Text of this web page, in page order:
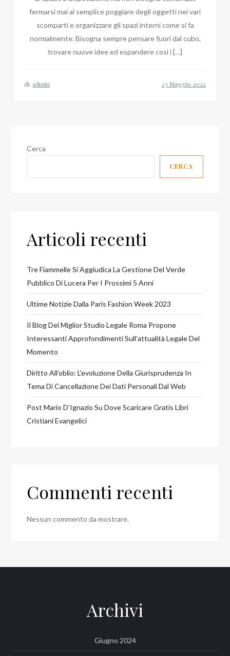
fermarsi mai al semplice poggiare degli oggetti nei vari
scomparti e organizzare gli spazi interni come si fa
normalmente. Bisogna sempre pensare fuori dal cubo,
trovare nuove idee ed espandere così i […]
di: admin
Cerca
CERCA
Articoli recenti
Tre Fiammelle Si Aggiudica La Gestione Del Verde
Pubblico Di Lucera Per I Prossimi 5 Anni
Ultime Notizie Dalla Paris Fashion Week 2023
Il Blog Del Miglior Studio Legale Roma Propone
Interessanti Approfondimenti Sull’attualità Legale Del
Momento
Diritto All’oblio: L’evoluzione Della Giurisprudenza In
Tema Di Cancellazione Dei Dati Personali Dal Web
Post Mario D’Ignazio Su Dove Scaricare Gratis Libri
Cristiani Evangelici
Commenti recenti
Nessun commento da mostrare.
Archivi
Giugno 2024